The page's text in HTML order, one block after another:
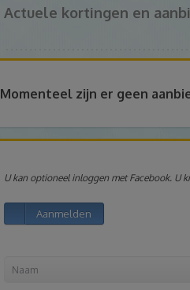
Actuele kortingen en
Momenteel zijn er geen
U kan optioneel inloggen met Facebook. U
Aanmelden